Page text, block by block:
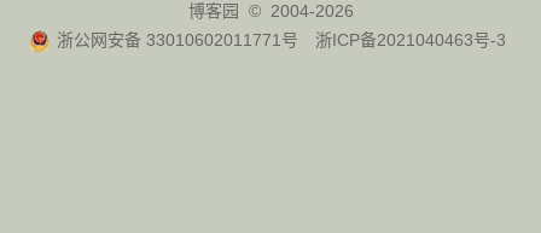
博客园
© 2004-2026
浙公网安备 33010602011771号
浙ICP备2021040463号-3